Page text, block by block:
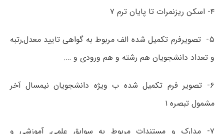
۴- اسکن ریزنمرات تا پایان ترم ۷
۵- تصویرفرم تکمیل شده الف مربوط به گواهی تایید معدل,رتبه
و تعداد دانشجویان هم رشته و هم ورودی و ….
۶- تصویر فرم تکمیل شده ب ویژه دانشجویان نیمسال آخر
مشمول تبصره ۱
۷- مدارک و مستندات مربوط به سوابق علمی, آموزشی و